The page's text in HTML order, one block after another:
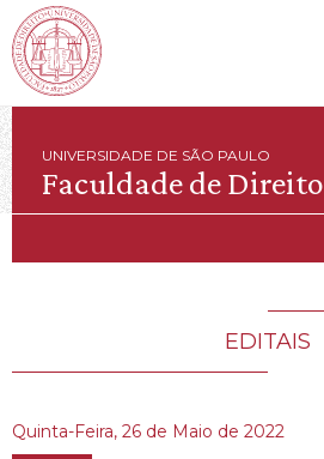
UNIVERSIDADE DE SÃO PAULO
Faculdade de Direito
EDITAIS
Quinta-Feira, 26 de Maio de 2022